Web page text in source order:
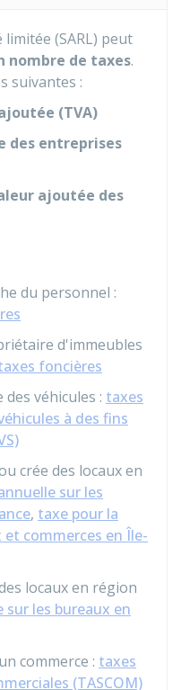
(SARL) peut
nombre de taxes.
suivantes :
(TVA)
des entreprises
ajoutée des
du personnel :
d'immeubles
foncières
des véhicules : taxes
à des fins
crée des locaux en
sur les
, taxe pour la
commerces en Île-
locaux en région
sur les bureaux en
commerce : taxes
(TASCOM)